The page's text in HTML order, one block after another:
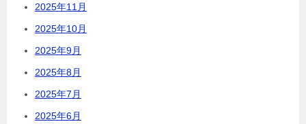
2025年11月
2025年10月
2025年9月
2025年8月
2025年7月
2025年6月